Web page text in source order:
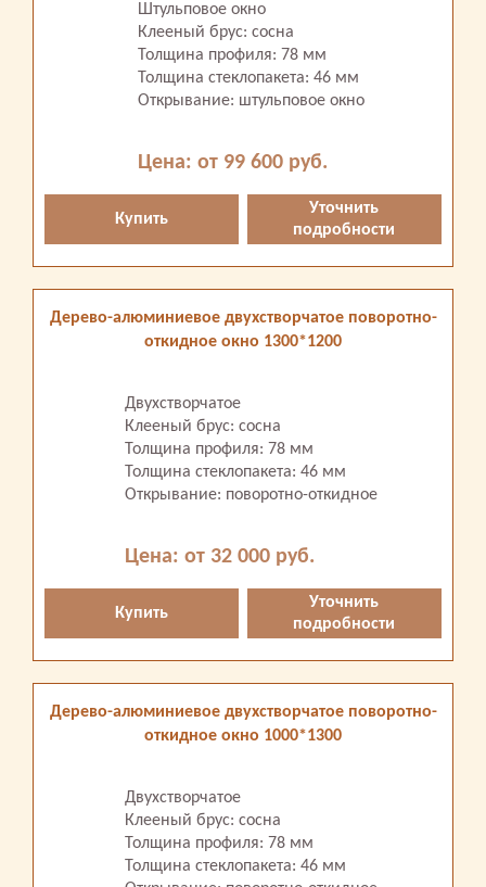
Штульповое окно
Клееный брус: сосна
Толщина профиля: 78 мм
Толщина стеклопакета: 46 мм
Открывание: штульповое окно
Цена: от 99 600 руб.
Купить
Уточнить
подробности
Дерево-алюминиевое двухстворчатое поворотно-
откидное окно 1300*1200
Двухстворчатое
Клееный брус: сосна
Толщина профиля: 78 мм
Толщина стеклопакета: 46 мм
Открывание: поворотно-откидное
Цена: от 32 000 руб.
Купить
Уточнить
подробности
Дерево-алюминиевое двухстворчатое поворотно-
откидное окно 1000*1300
Двухстворчатое
Клееный брус: сосна
Толщина профиля: 78 мм
Толщина стеклопакета: 46 мм